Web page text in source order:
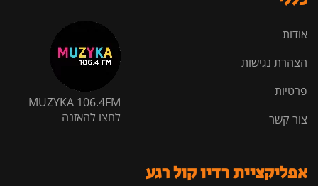
אודות
הצהרת נגישות
פרטיות
צור קשר
MUZYKA 106.4FM
לחצו להאזנה
אפליקציית רדיו קול רגע